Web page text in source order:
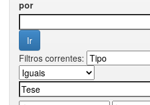
por
Filtros correntes: